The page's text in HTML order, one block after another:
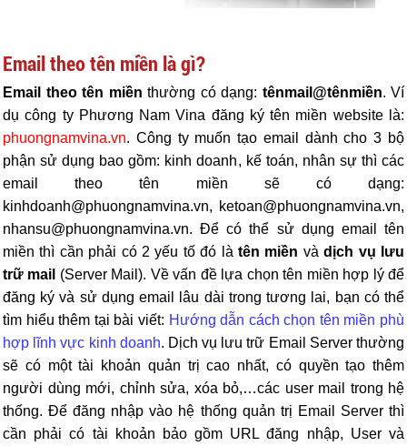
Email theo tên miền là gì?
Email theo tên miền thường có dạng: tênmail@tênmiền. Ví
dụ công ty Phương Nam Vina đăng ký tên miền website là:
phuongnamvina.vn. Công ty muốn tạo email dành cho 3 bộ
phận sử dụng bao gồm: kinh doanh, kế toán, nhân sự thì các
email theo tên miền sẽ có dạng:
kinhdoanh@phuongnamvina.vn, ketoan@phuongnamvina.vn,
nhansu@phuongnamvina.vn. Để có thể sử dụng email tên
miền thì cần phải có 2 yếu tố đó là tên miền vàdịch vụ lưu
trữ mail (Server Mail). Về vấn đề lựa chọn tên miền hợp lý để
đăng ký và sử dụng email lâu dài trong tương lai, bạn có thể
tìm hiểu thêm tại bài viết: Hướng dẫn cách chọn tên miền phù
hợp lĩnh vực kinh doanh. Dịch vụ lưu trữ Email Server thường
sẽ có một tài khoản quản trị cao nhất, có quyền tạo thêm
người dùng mới, chỉnh sửa, xóa bỏ,…các user mail trong hệ
thống. Để đăng nhập vào hệ thống quản trị Email Server thì
cần phải có tài khoản bảo gồm URL đăng nhập, User và